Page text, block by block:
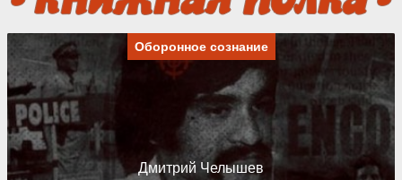
Оборонное сознание
Дмитрий Челышев